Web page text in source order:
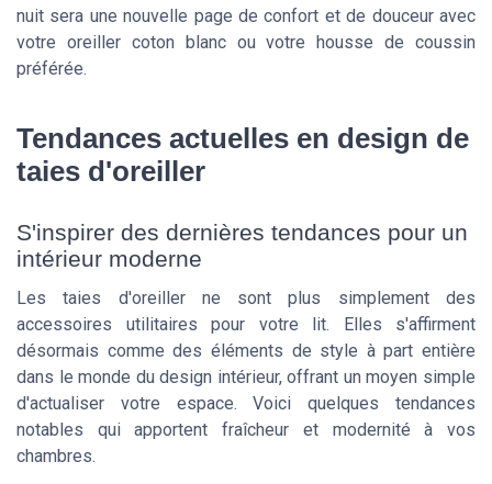
nuit sera une nouvelle page de confort et de douceur avec
votre oreiller coton blanc ou votre housse de coussin
préférée.
Tendances actuelles en design de
taies d'oreiller
S'inspirer des dernières tendances pour un
intérieur moderne
Les taies d'oreiller ne sont plus simplement des
accessoires utilitaires pour votre lit. Elles s'affirment
désormais comme des éléments de style à part entière
dans le monde du design intérieur, offrant un moyen simple
d'actualiser votre espace. Voici quelques tendances
notables qui apportent fraîcheur et modernité à vos
chambres.